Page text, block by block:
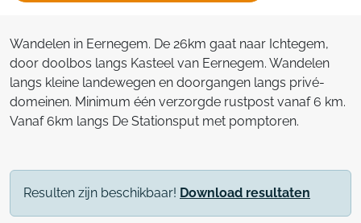
Wandelen in Eernegem. De 26km gaat naar Ichtegem,
door doolbos langs Kasteel van Eernegem. Wandelen
langs kleine landewegen en doorgangen langs privé-
domeinen. Minimum één verzorgde rustpost vanaf 6 km.
Vanaf 6km langs De Stationsput met pomptoren.
Resulten zijn beschikbaar! Download resultaten